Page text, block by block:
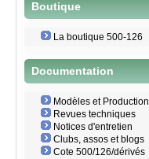
Boutique
La boutique 500-126
Documentation
Modèles et Production
Revues techniques
Notices d'entretien
Clubs, assos et blogs
Cote 500/126/dérivés